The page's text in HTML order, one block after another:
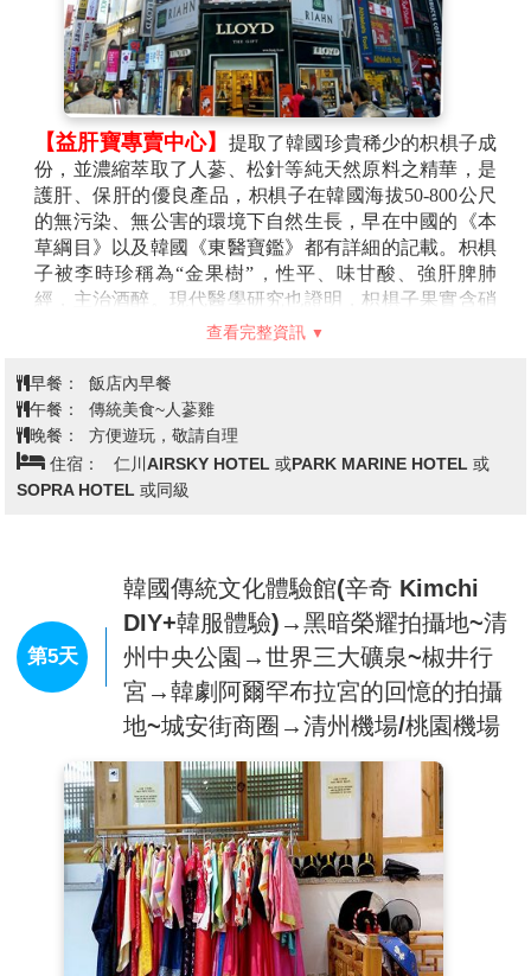
鎖頭的這裡，深受情侶的喜愛。
【廣藏市場】廣藏市場裡滿滿都是在地美味的韓國小
吃，其中綠豆煎餅、麻藥紫菜飯捲、生章魚、牛肉拌
飯、大麥拌飯都很受歡迎，是不同於明洞、弘大等觀光
景點區的小吃滋味。
【東大門】是首爾最具代表性的市場之一，東大門的
物品應有盡有，從各種小的流行裝飾品到男裝、女裝、
鞋類，而且價格比其他地方都要便宜，因此這裡總是簇
擁著來自地方城市的零售商和外國的商人以及觀光遊客
們。
【益肝寶專賣中心】
提取了韓國珍貴稀少的枳椇子成
份，並濃縮萃取了人蔘、松針等純天然原料之精華，是
護肝、保肝的優良產品，枳椇子在韓國海拔50-800公尺
的無污染、無公害的環境下自然生長，早在中國的《本
草綱目》以及韓國《東醫寶鑑》都有詳細的記載。枳椇
子被李時珍稱為“金果樹”，性平、味甘酸、強肝脾肺
經，主治酒醉。現代醫學研究也證明，枳椇子果實含硝
酸鉀，過氧化酶，其成份能迅速降低乙醇在血液中的濃
的形成，避免酒精中毒導致的各種新陳代謝的異常，還
可以幫助改善肝臟過多的脂肪囤積，純天然100%韓國產
枳椇子果實是現代人保護肝臟的最佳選擇。
【彩妝名品館】韓國有不少彩妝品牌，因為平價、高
CP 值而受到大眾的青睞。相信愛美的女人們一定可以
帶，但相對來說，卻不太為人所知。但是近來因為有許
多年輕藝術家和青年創業家落腳在此，並打造出十分具
有個性的咖啡廳、餐廳以及手工藝品店等，讓益善洞成
為能夠一次感受首爾多樣魅力的綜合文化空間，深受許
多人的喜愛。而走在益善洞像迷宮的小巷內，會讓人有
一種在進行尋寶之旅的感覺，現在就一起來一探究竟
【明洞商圈】 整個韓國流行指標的代表地區，舉凡國
內外知名品牌服飾、運動用品、流行文具雜貨等當年度
最新流行時尚商品均可在這裡購買到。明洞的魅力，絕
對令您難以招架，是個購物天堂。
查看完整資訊
早餐：
飯店內早餐
午餐：
傳統美食~人蔘雞
晚餐：
方便遊玩，敬請自理
住宿：
仁川AIRSKY HOTEL 或PARK MARINE HOTEL 或
SOPRA HOTEL 或同級
第5天
韓國傳統文化體驗館(辛奇 Kimchi
DIY+韓服體驗)→黑暗榮耀拍攝地~清
州中央公園→世界三大礦泉~椒井行
宮→韓劇阿爾罕布拉宮的回憶的拍攝
地~城安街商圈→清州機場/桃園機場